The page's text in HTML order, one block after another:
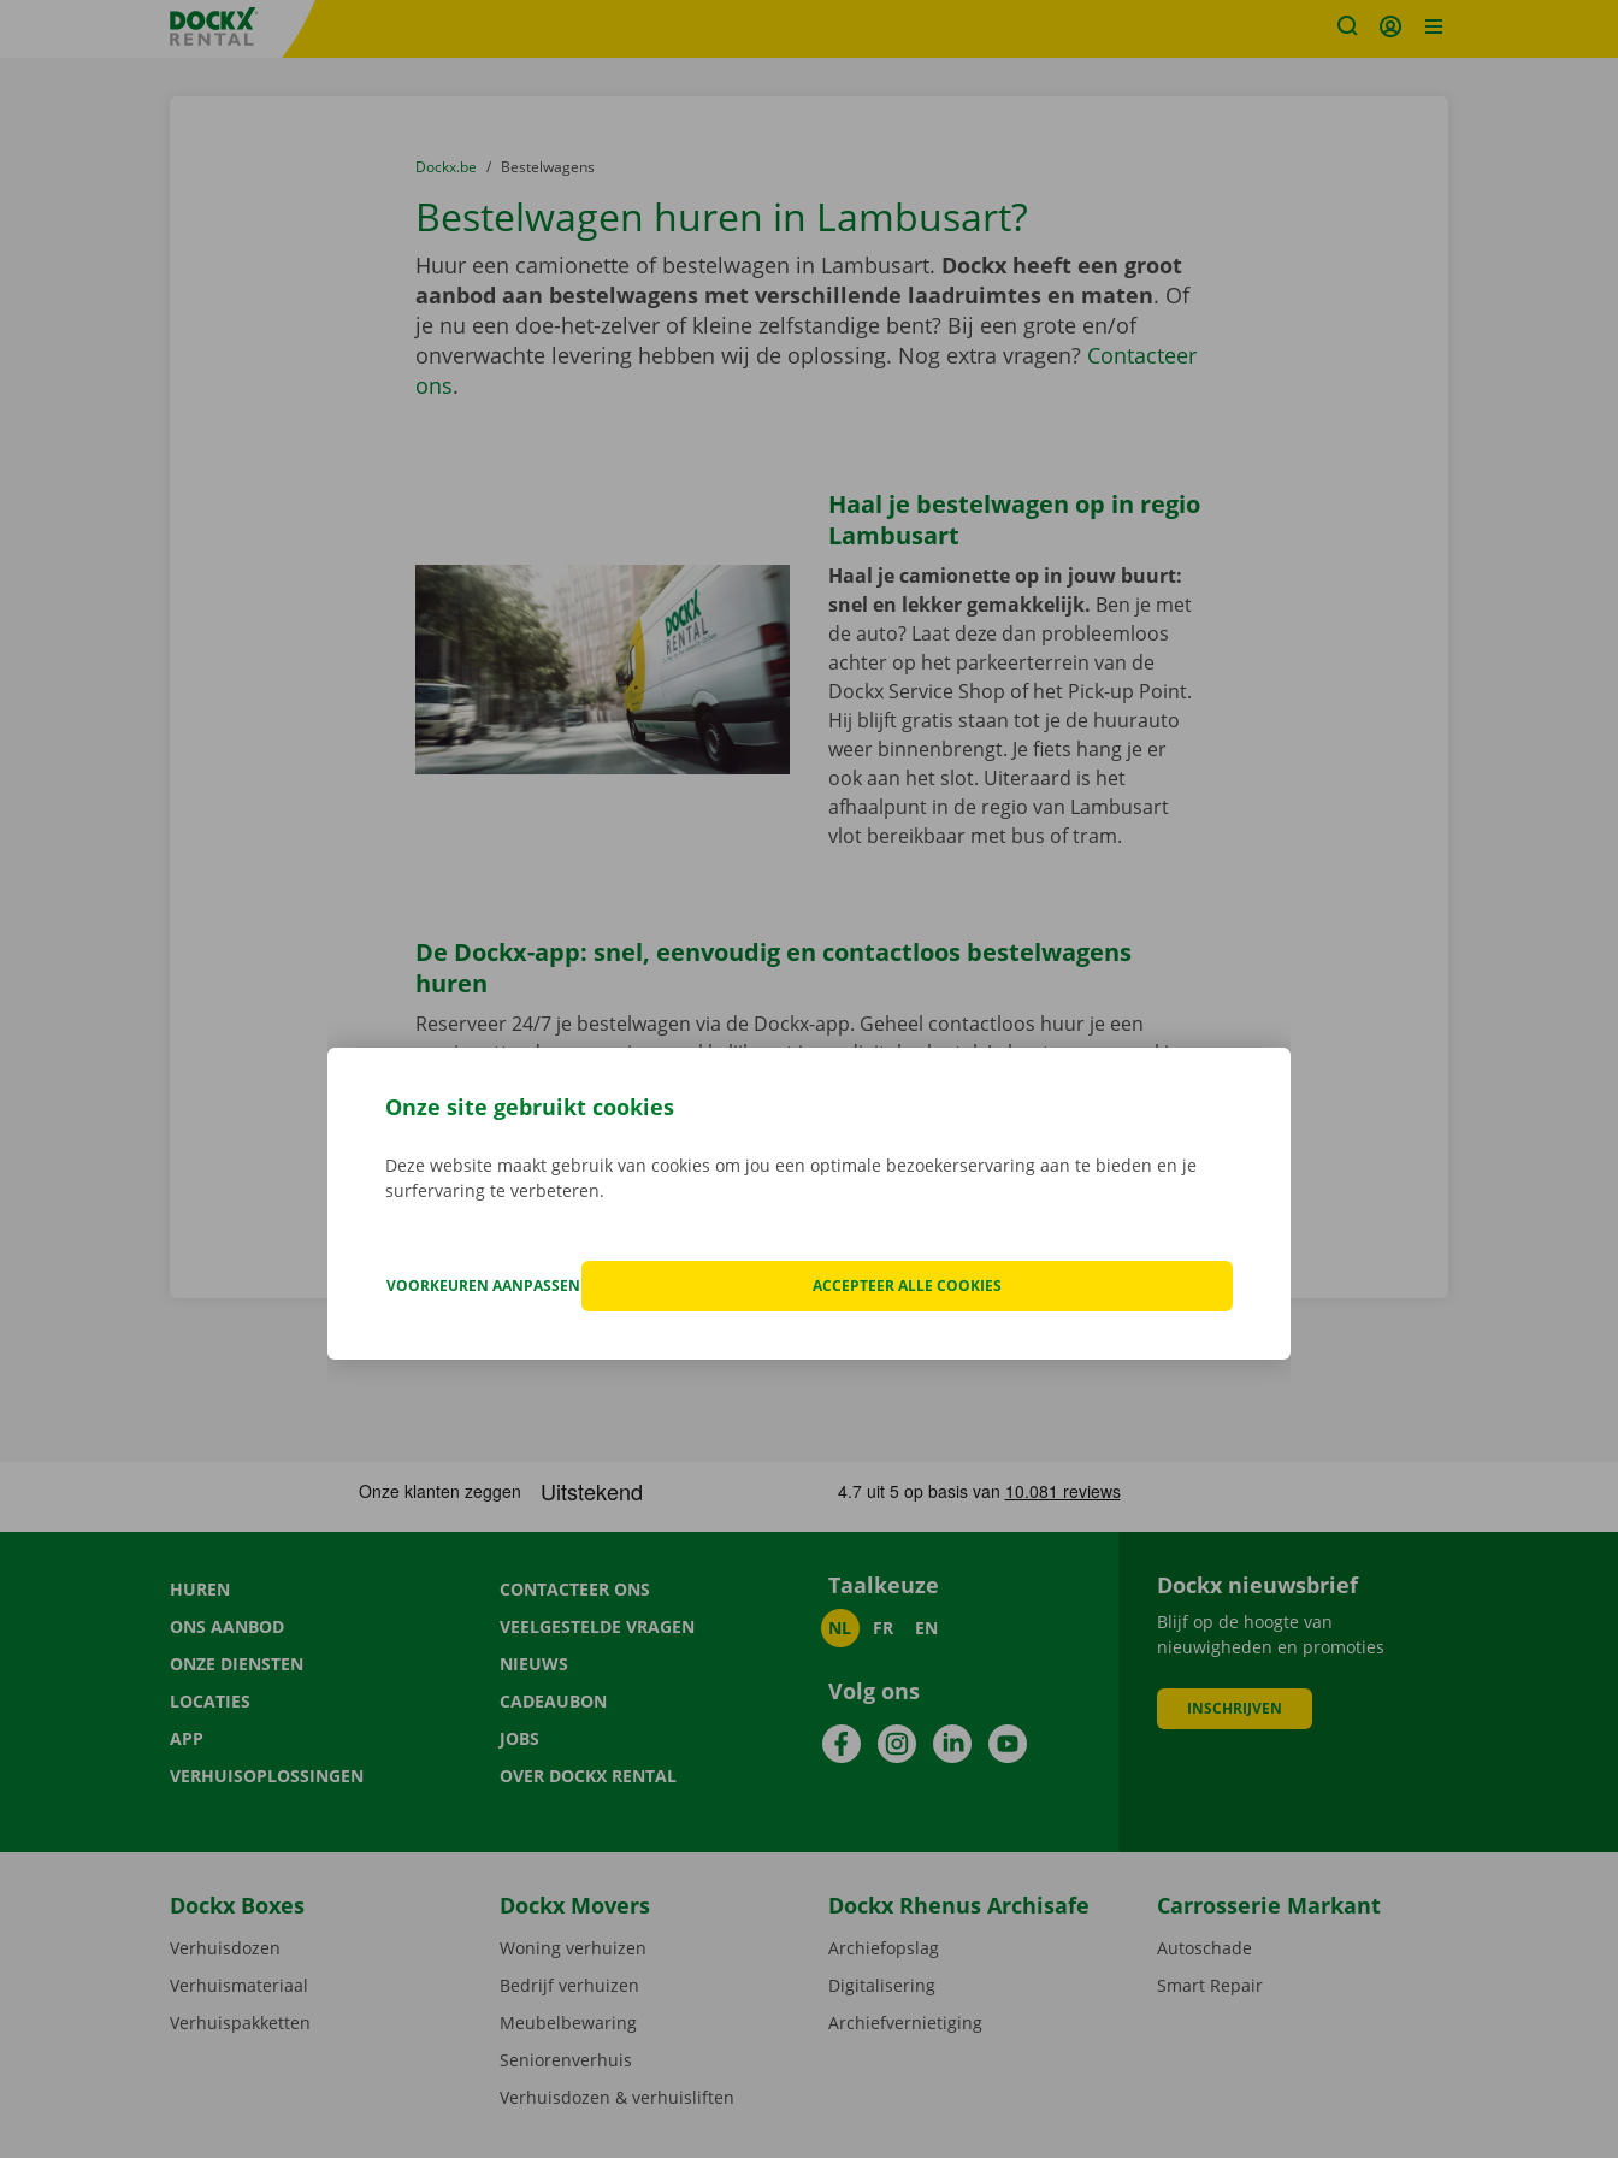
Taalselectie overslaanFratello DEMO
U bevindt zich hier:
van
Dockx.be naar
Bestelwagens
Bestelwagen huren in Lambusart?
Huur een camionette of bestelwagen in Lambusart. Dockx heeft een groot
aanbod aan bestelwagens met verschillende laadruimtes en maten. Of
je nu een doe-het-zelver of kleine zelfstandige bent? Bij een grote en/of
onverwachte levering hebben wij de oplossing. Nog extra vragen? Contacteer
ons.
Haal je bestelwagen op in regio
Lambusart
Haal je camionette op in jouw buurt:
snel en lekker gemakkelijk. Ben je met
de auto? Laat deze dan probleemloos
achter op het parkeerterrein van de
Dockx Service Shop of het Pick-up Point.
Hij blijft gratis staan tot je de huurauto
weer binnenbrengt. Je fiets hang je er
ook aan het slot. Uiteraard is het
afhaalpunt in de regio van Lambusart
vlot bereikbaar met bus of tram.
De Dockx-app: snel, eenvoudig en contactloos bestelwagens
huren
Reserveer 24/7 je bestelwagen via de Dockx-app. Geheel contactloos huur je een
camionette, deze open je gemakkelijk met jouw digitale sleutel. Je bent zo op weg: kies
vertrekken. Download de gratis app nu voor
HUREN
ONS AANBOD
ONZE DIENSTEN
LOCATIES
APP
VERHUISOPLOSSINGEN
CONTACTEER ONS
VEELGESTELDE VRAGEN
NIEUWS
CADEAUBON
JOBS
OVER DOCKX RENTAL
Taalkeuze
NL FR EN
Volg ons
FacebookInstagramLinkedInYouTube
Dockx nieuwsbrief
Blijf op de hoogte van
nieuwigheden en promoties
INSCHRIJVEN
Dockx Boxes
Verhuisdozen
Verhuismateriaal
Verhuispakketten
Dockx Movers
Woning verhuizen
Bedrijf verhuizen
Meubelbewaring
Seniorenverhuis
Verhuisdozen & verhuisliften
Dockx Rhenus Archisafe
Archiefopslag
Digitalisering
Archiefvernietiging
Carrosserie Markant
Autoschade
Smart Repair
Onze site gebruikt cookies
Deze website maakt gebruik van cookies om jou een optimale bezoekerservaring aan te bieden en je
surfervaring te verbeteren.
VOORKEUREN AANPASSEN ACCEPTEER ALLE COOKIES